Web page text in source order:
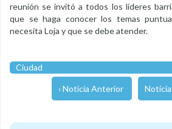
reunión se invitó a todos los líderes
que se haga conocer los temas
necesita Loja y que se debe atender.
Ciudad
‹ Noticia Anterior Noticia